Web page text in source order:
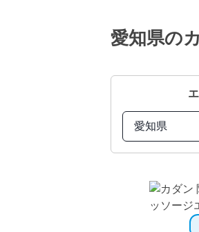
愛知県の
愛知県